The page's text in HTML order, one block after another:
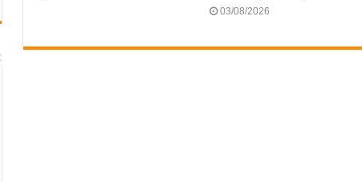
03/08/2026